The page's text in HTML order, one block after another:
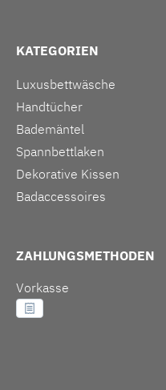
KATEGORIEN
Luxusbettwäsche
Handtücher
Bademäntel
Spannbettlaken
Dekorative Kissen
Badaccessoires
ZAHLUNGSMETHODEN
Vorkasse